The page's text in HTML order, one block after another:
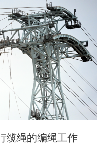
缆绳的编绳工作